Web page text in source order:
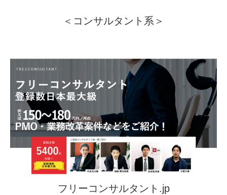
＜コンサルタント系＞
フリーコンサルタント.jp